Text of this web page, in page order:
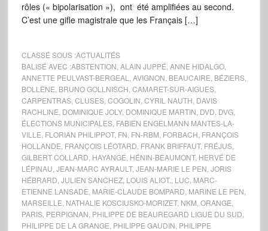
rôles (« bipolarisation »), ont été amplifiées au second.
C’est une gifle magistrale que les Français […]
CLASSÉ SOUS :ACTUALITÉS
BALISÉ AVEC :ABSTENTION ALAIN JUPPÉ ANNE HIDALGO,
ANNETTE PEULVAST-BERGEAL
AVIGNON BEAUCAIRE BÉZIERS,
BOLLÈNE BRUNO GOLLNISCH CAMARET-SUR-AIGUES,
CARPENTRAS, CLUSES, COGOLIN CYRIL NAUTH DAVIS
RACHLINE DOMINIQUE JOLY, DOMINIQUE MARTIN DVD DVG,
ÉLECTIONS MUNICIPALES, FABIEN ENGELMANN MANTES-LA-
VILLE FLORIAN PHILIPPOT, FN FN-RBM FORBACH FRANÇOIS
HOLLANDE FRANÇOIS LÉOTARD FRANK BRIFFAUT, FRÉJUS,
GILBERT COLLARD HAYANGE HÉNIN-BEAUMONT, HERVÉ DE
LÉPINAU JEAN-MARC AYRAULT, JEAN-MARIE LE PEN JORIS
HÉBRARD JULIEN SANCHEZ, LOUIS ALIOT. LUC MARC-
ETIENNE LANSADE MARIE-CLAUDE BOMPARD MARINE LE PEN
MARSEILLE NATHALIE KOSCIUSKO-MORIZET, NKM ORANGE
PARIS, PERPIGNAN PHILIPPE DE BEAUREGARD LIGUE DU SUD
PHILIPPE DE LA GRANGE PHILIPPE GAUDIN PHILIPPE